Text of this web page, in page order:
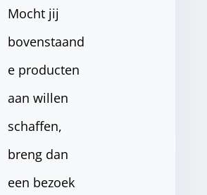
Mocht jij
bovenstaand
e producten
aan willen
schaffen,
breng dan
een bezoek